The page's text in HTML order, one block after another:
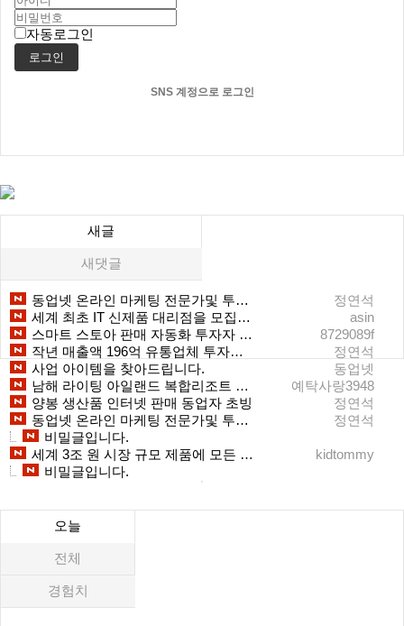
자동로그인
로그인
SNS 계정으로 로그인
새글
새댓글
동업넷 온라인 마케팅 전문가및 투자 임원 초빙
정연석
세계 최초 IT 신제품 대리점을 모집합니다. 이미 다른 제품을 취급하고 계시면 진열 부스 확장하면 준비 끝. 가전제품으로 생각하시면 됩니다. (기존 장소에서 대박 내세요)
asin
스마트 스토아 판매 자동화 투자자 초빙
8729089f
작년 매출액 196억 유통업체 투자자 초빙
정연석
사업 아이템을 찾아드립니다.
동업넷
남해 라이팅 아일랜드 복합리조트 개발사업
예탁사랑3948
양봉 생산품 인터넷 판매 동업자 초빙
정연석
동업넷 온라인 마케팅 전문가및 투자임원 초빙
정연석
비밀글입니다.
세계 3조 원 시장 규모 제품에 모든 단점을 보안하고 특허 출원한 제품으로 사업하고자 동업자를 찾습니다
kidtommy
비밀글입니다.
오늘
전체
경험치